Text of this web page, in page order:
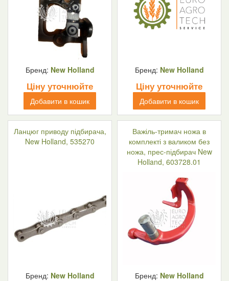
Бренд: New Holland
Ціну уточнюйте
Добавити в кошик
Бренд: New Holland
Ціну уточнюйте
Добавити в кошик
Ланцюг приводу підбирача,
New Holland, 535270
Бренд: New Holland
Важіль-тримач ножа в
комплекті з валиком без
ножа, прес-підбирач New
Holland, 603728.01
Бренд: New Holland